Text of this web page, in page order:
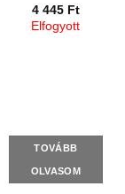
4 445 Ft
Elfogyott
TOVÁBB
OLVASOM